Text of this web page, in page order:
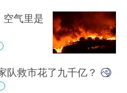
空气里是
队救市花了九千亿？